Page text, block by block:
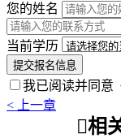
您的姓名
当前学历
提交报名信息
我已阅读并同意
< 上一章
相